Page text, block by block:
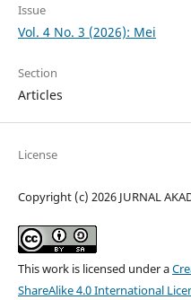
Issue
Vol. 4 No. 3 (2026): Mei
Section
Articles
License
Copyright (c) 2026 JURNAL
This work is licensed under a
ShareAlike 4.0 International